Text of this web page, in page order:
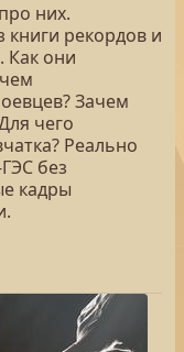
них.
книги рекордов и
Как они
Зачем
чего
Реально
без
кадры